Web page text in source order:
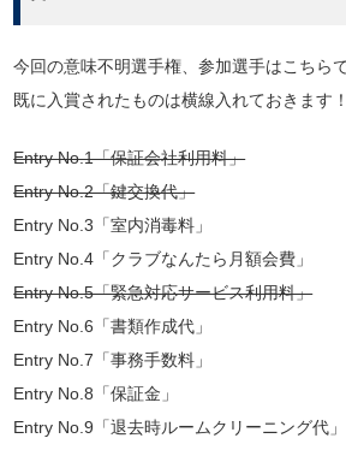
今回の意味不明選手権、参加選手はこちら
既に入賞されたものは横線入れておきます！
Entry No.1「保証会社利用料」
Entry No.2「鍵交換代」
Entry No.3「室内消毒料」
Entry No.4「クラブなんたら月額会費」
Entry No.5「緊急対応サービス利用料」
Entry No.6「書類作成代」
Entry No.7「事務手数料」
Entry No.8「保証金」
Entry No.9「退去時ルームクリーニング代」